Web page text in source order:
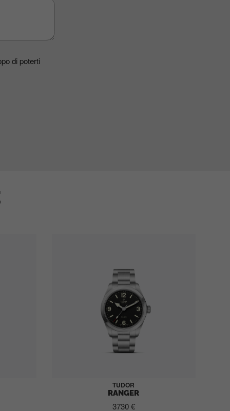
di poterti
TUDOR
RANGER
3730 €